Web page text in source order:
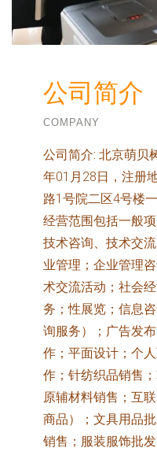
公司简介
COMPANY
公司简介: 北京萌贝
年01月28日，注册
路1号院二区4号楼
经营范围包括一般
技术咨询、技术交
业管理；企业管理
术交流活动；社会
务；性展览；信息
询服务）；广告发
作；平面设计；个
作；针纺织品销售
原辅材料销售；互
商品）；文具用品
销售；服装服饰批